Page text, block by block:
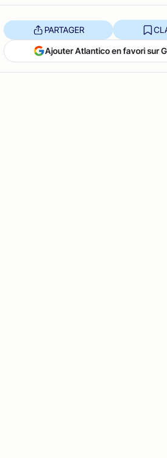
PARTAGER
Ajouter Atlantico en favori sur